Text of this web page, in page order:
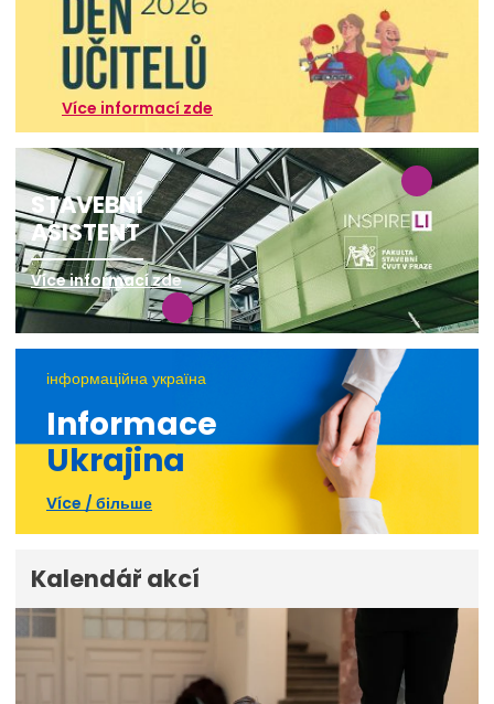
Více informací zde
STAVEBNÍ
ASISTENT
Více informací zde
інформаційна україна
Informace
Ukrajina
Více / більше
Kalendář akcí